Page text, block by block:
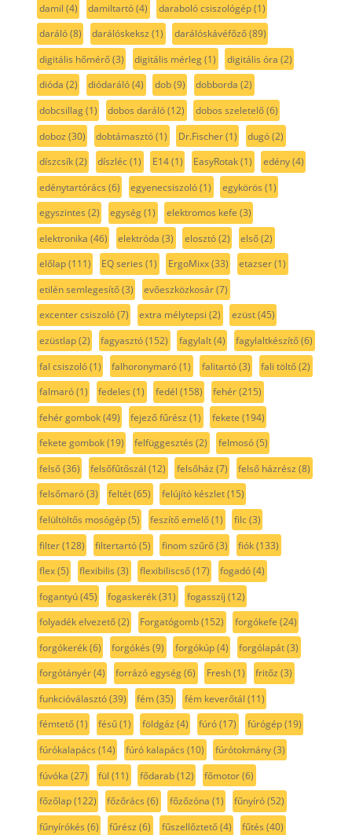
damil (4) damiltartó(4) daraboló csiszológép(1)
daráló(8) darálóskeksz (1) darálóskávéfőző(89)
digitális hőmérő(3) digitális mérleg(1) digitális óra (2)
dióda (2) diódaráló(4) dob(9) dobborda (2)
dobcsillag(1) dobos daráló(12) dobos szeletelő(6)
doboz (30) dobtámasztó(1) Dr.Fischer(1) dugó(2)
díszcsík(2) díszléc(1) E14(1) EasyRotak(1) edény(4)
edénytartórács (6) egyenecsiszoló(1) egykörös (1)
egyszintes (2) egység(1) elektromos kefe (3)
elektronika (46) elektróda (3) elosztó(2) első(2)
előlap(111) EQ series (1) ErgoMixx(33) etazser(1)
etilén semlegesítő(3) evőeszközkosár(7)
excenter csiszoló(7) extra mélytepsi (2) ezüst(45)
ezüstlap(2) fagyasztó(152) fagylalt(4) fagylaltkészítő(6)
fal csiszoló(1) falhoronymaró(1) falitartó(3) fali töltő(2)
falmaró(1) fedeles (1) fedél (158) fehér(215)
fehér gombok(49) fejező fűrész (1) fekete (194)
fekete gombok(19) felfüggesztés (2) felmosó(5)
felső(36) felsőfűtőszál (12) felsőház (7) felső házrész (8)
felsőmaró(3) feltét(65) felújító készlet(15)
felültöltős mosógép(5) feszítő emelő(1) filc(3)
filter(128) filtertartó(5) finom szűrő(3) fiók(133)
flex(5) flexibilis (3) flexibiliscső(17) fogadó(4)
fogantyú(45) fogaskerék(31) fogasszíj (12)
folyadék elvezető(2) Forgatógomb(152) forgókefe (24)
forgókerék(6) forgókés (9) forgókúp(4) forgólapát(3)
forgótányér(4) forrázó egység(6) Fresh(1) fritőz (3)
funkcióválasztó(39) fém(35) fém keverőtál (11)
fémtető(1) fésű(1) földgáz (4) fúró(17) fúrógép(19)
fúrókalapács (14) fúró kalapács (10) fúrótokmány(3)
fúvóka (27) fül (11) fődarab(12) főmotor(6)
főzőlap(122) főzőrács (6) főzőzóna (1) fűnyíró(52)
fűnyírókés (6) fűrész (6) fűszellőztető(4) fűtés (40)